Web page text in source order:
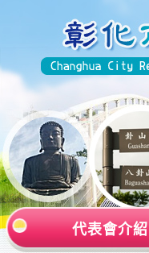
代表會介紹